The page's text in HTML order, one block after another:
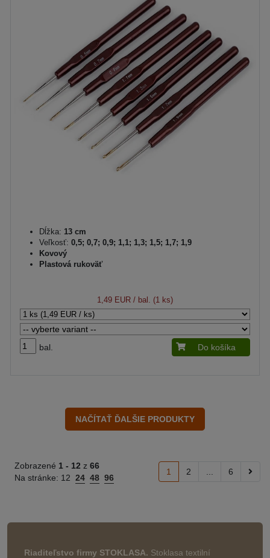
Dĺžka: 13 cm
Veľkosť: 0,5; 0,7; 0,9; 1,1; 1,3; 1,5; 1,7; 1,9
Kovový
Plastová rukoväť
1,49 EUR / bal. (1 ks)
bal. Do košíka
Zobrazené 1 - 12 z 66
Na stránke: 12 24 48 96
1 2 6
Riaditeľstvo firmy STOKLASA. Stoklasa textilní